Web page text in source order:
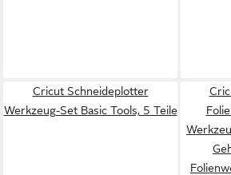
Cricut Schneideplotter
Werkzeug-Set Basic Tools, 5 Teile